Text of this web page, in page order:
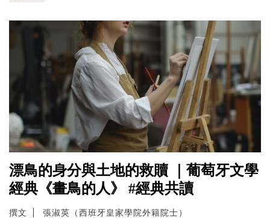
漂鳥的身分與土地的救贖 ｜葡萄牙文學
經典《畫鳥的人》 #經典共讀
撰文 張淑英（西班牙皇家學院外籍院士）